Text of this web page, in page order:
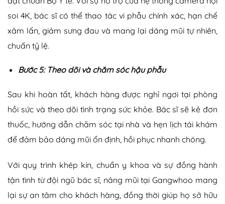
soi 4K, bác sĩ có thể thao tác vi phẫu chính xác, hạn chế
xâm lấn, giảm sưng đau và mang lại dáng mũi tự nhiên,
chuẩn tỷ lệ.
Bước 5: Theo dõi và chăm sóc hậu phẫu
Sau khi hoàn tất, khách hàng được nghỉ ngơi tại phòng
hồi sức và theo dõi tình trạng sức khỏe. Bác sĩ sẽ kê đơn
thuốc, hướng dẫn chăm sóc tại nhà và hẹn lịch tái khám
để đảm bảo dáng mũi ổn định, hồi phục nhanh chóng.
Với quy trình khép kín, chuẩn y khoa và sự đồng hành
tận tình từ đội ngũ bác sĩ, nâng mũi tại Gangwhoo mang
lại sự an tâm cho khách hàng, đồng thời giúp họ sở hữu